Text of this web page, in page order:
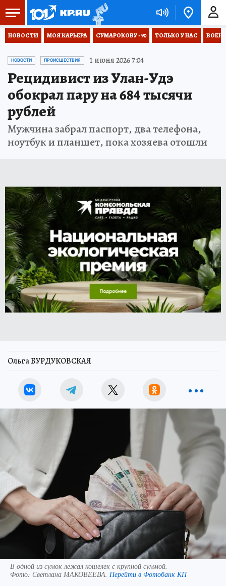
НОВОСТИ МОЯ КАРЬЕРА СУМАРОКОВУ - 90 ТОЛЬКО У НАС
НОВОСТИ ПРОИСШЕСТВИЯ 1 июня 2026 7:04
Рецидивист из Улан-Удэ
обокрал пару на 684 тысячи
рублей
Мужчина забрал паспорт, два телефона,
ноутбук и планшет, пока хозяева отошли
Ольга БУРДУКОВСКАЯ
В одной из сумок лежал кошелек с крупной суммой.
Фото: Светлана МАКОВЕЕВА. Перейти в Фотобанк КП